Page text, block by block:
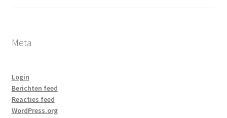
Meta
Login
Berichten feed
Reacties feed
WordPress.org